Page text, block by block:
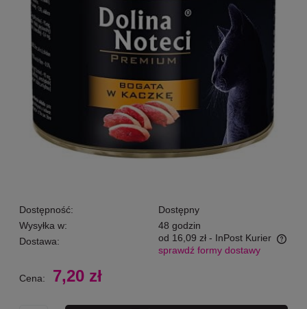
Dostępność:
Dostępny
Wysyłka w:
48 godzin
Dostawa:
od 16,09 zł - InPost Kurier
Cena nie zawiera ewentualnych kosztów płatności
sprawdź formy dostawy
Cena: 7,20 zł